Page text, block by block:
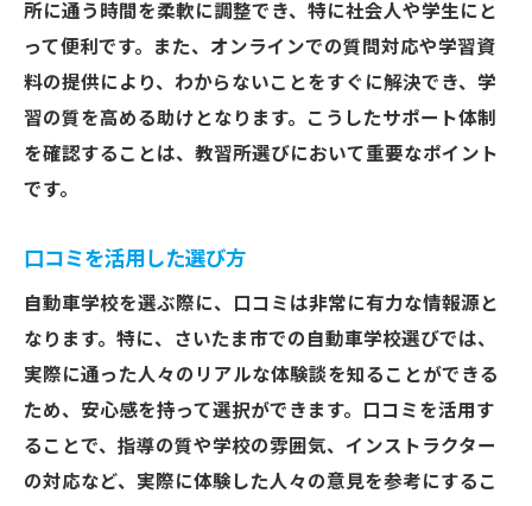
初運転の不安を払拭する方法
学校選びにおける重要な基準
試験合格率をチェックする方法
キャンセルポリシーの確認
卒業後のサポート内容
所に通う時間を柔軟に調整でき、特に社会人や学生にと
って便利です。また、オンラインでの質問対応や学習資
料の提供により、わからないことをすぐに解決でき、学
習の質を高める助けとなります。こうしたサポート体制
を確認することは、教習所選びにおいて重要なポイント
です。
口コミを活用した選び方
自動車学校を選ぶ際に、口コミは非常に有力な情報源と
なります。特に、さいたま市での自動車学校選びでは、
実際に通った人々のリアルな体験談を知ることができる
ため、安心感を持って選択ができます。口コミを活用す
ることで、指導の質や学校の雰囲気、インストラクター
の対応など、実際に体験した人々の意見を参考にするこ